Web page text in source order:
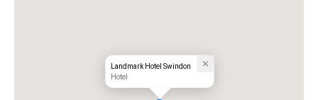
Landmark Hotel Swindon
Hotel